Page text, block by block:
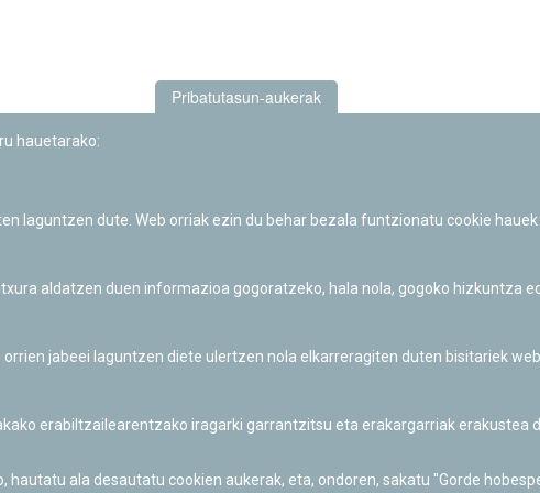
Pribatutasun-aukerak
hauetarako:
laguntzen dute. Web orriak ezin du behar bezala funtzionatu cookie hauek
aldatzen duen informazioa gogoratzeko, hala nola, gogoko hizkuntza
jabeei laguntzen diete ulertzen nola elkarreragiten duten bisitariek
erabiltzailearentzako iragarki garrantzitsu eta erakargarriak erakustea
ala desautatu cookien aukerak, eta, ondoren, sakatu "Gorde